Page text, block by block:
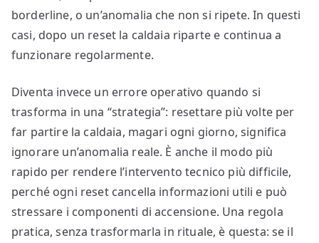
borderline, o un’anomalia che non si ripete. In questi
casi, dopo un reset la caldaia riparte e continua a
funzionare regolarmente.
Diventa invece un errore operativo quando si
trasforma in una “strategia”: resettare più volte per
far partire la caldaia, magari ogni giorno, significa
ignorare un’anomalia reale. È anche il modo più
rapido per rendere l’intervento tecnico più difficile,
perché ogni reset cancella informazioni utili e può
stressare i componenti di accensione. Una regola
pratica, senza trasformarla in rituale, è questa: se il